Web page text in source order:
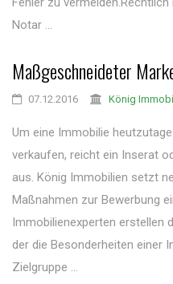
Notar ...
Maßgeschneideter
07.12.2016 König
Um eine Immobilie
verkaufen, reicht ein Inserat
aus. König Immobilien setzt
Maßnahmen zur Bewerbung
Immobilienexperten erstellen
der die Besonderheiten einer
Zielgruppe ...